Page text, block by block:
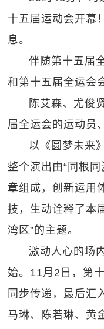
十五届运动会开幕
息。
伴随第十五届
和第十五届全运会
陈艾森、尤俊
届全运会的运动员
以《圆梦未来
整个演出由“同根同
章组成，创新运用
技，生动诠释了本
湾区”的主题。
激动人心的场
始。11月2日，第
同步传递，最后汇
马琳、陈若琳、黄